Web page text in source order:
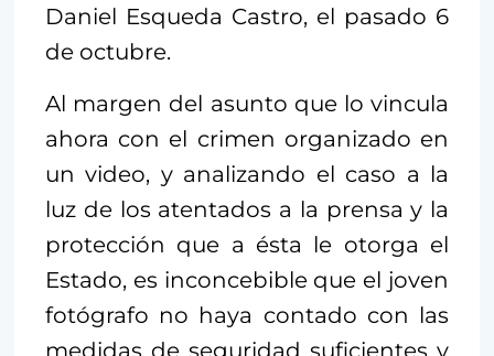
Daniel Esqueda Castro, el pasado 6
de octubre.
Al margen del asunto que lo vincula
ahora con el crimen organizado en
un video, y analizando el caso a la
luz de los atentados a la prensa y la
protección que a ésta le otorga el
Estado, es inconcebible que el joven
fotógrafo no haya contado con las
medidas de seguridad suficientes y